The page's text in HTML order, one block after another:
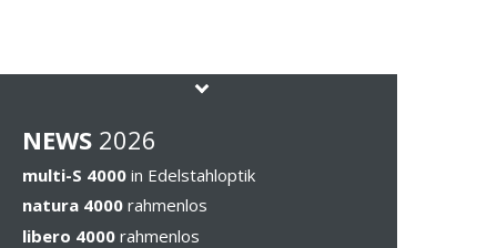
NEWS 2026
multi-S 4000 in Edelstahloptik
natura 4000 rahmenlos
libero 4000 rahmenlos